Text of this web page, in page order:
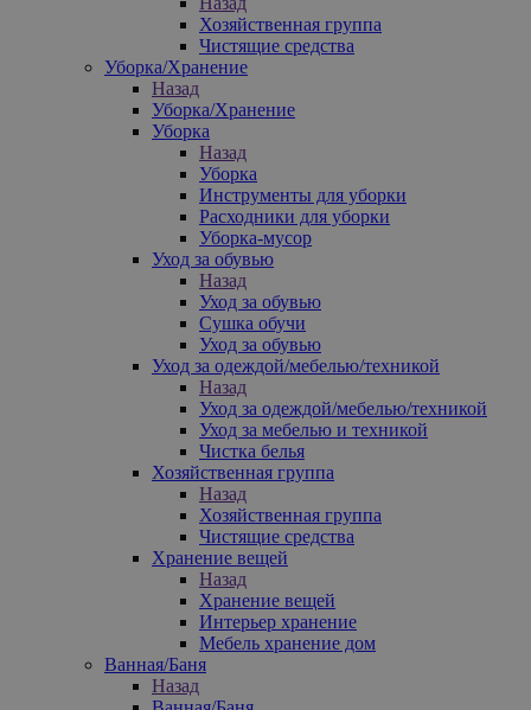
Хозяйственная группа
Чистящие средства
Уборка/Хранение
Назад
Уборка/Хранение
Уборка
Назад
Уборка
Инструменты для уборки
Расходники для уборки
Уборка-мусор
Уход за обувью
Назад
Уход за обувью
Сушка обучи
Уход за обувью
Уход за одеждой/мебелью/техникой
Назад
Уход за одеждой/мебелью/техникой
Уход за мебелью и техникой
Чистка белья
Хозяйственная группа
Назад
Хозяйственная группа
Чистящие средства
Хранение вещей
Назад
Хранение вещей
Интерьер хранение
Мебель хранение дом
Ванная/Баня
Назад